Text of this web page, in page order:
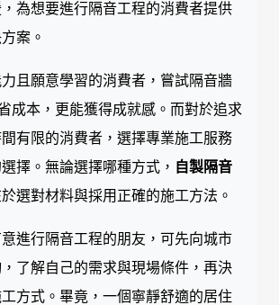
為想要進行隔音工程的消費者提供
案。
且願意學習的消費者，嘗試隔音牆
成本，更能獲得成就感。而對於追求
有限的消費者，選擇專業施工服務
擇。無論選擇哪種方式， 自製隔音
選對材料與採用正確的施工方法。
進行隔音工程的朋友，可先向城市
了解自己的需求與現場條件，再決
方式。畢竟，一個寧靜舒適的居住